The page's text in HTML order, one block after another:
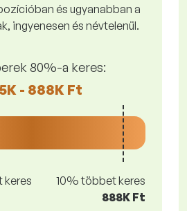
és ugyanabban a
ingyenesen és névtelenül.
80%-a keres:
- 888K Ft
keres
10% többet keres
888K Ft